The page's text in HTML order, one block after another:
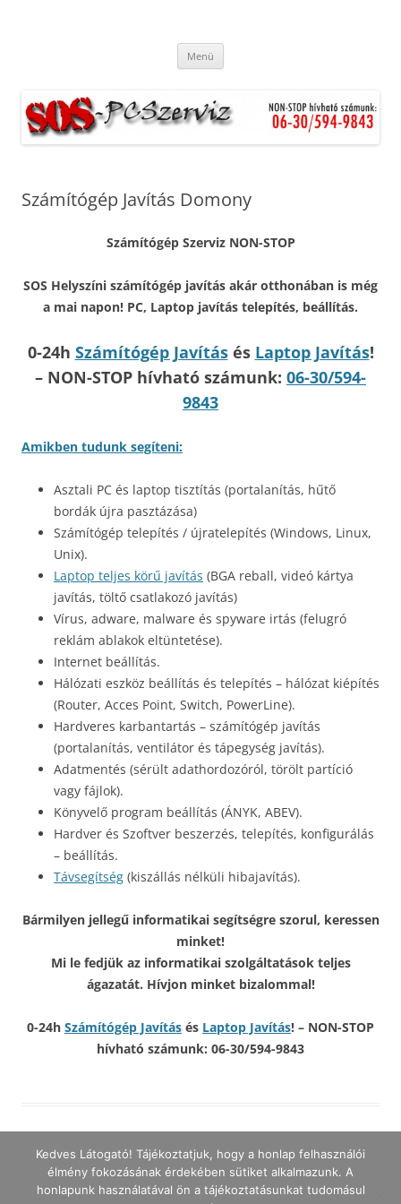
akár otthonában is még a mai
garanciát vállalunk.
Menü
Számítógép Javítás Domony
Számítógép Szerviz NON-STOP
SOS Helyszíni számítógép javítás akár otthonában is még
a mai napon! PC, Laptop javítás telepítés, beállítás.
0-24h Számítógép Javításés Laptop Javítás!
– NON-STOP hívható számunk: 06-30/594-
9843
Amikben tudunk segíteni:
Asztali PC és laptop tisztítás (portalanítás, hűtő
bordák újra pasztázása)
Számítógép telepítés / újratelepítés (Windows, Linux,
Unix).
Laptop teljes körű javítás (BGA reball, videó kártya
javítás, töltő csatlakozó javítás)
Vírus, adware, malware és spyware irtás (felugró
reklám ablakok eltüntetése).
Internet beállítás.
Hálózati eszköz beállítás és telepítés – hálózat kiépítés
(Router, Acces Point, Switch, PowerLine).
Hardveres karbantartás – számítógép javítás
(portalanítás, ventilátor és tápegység javítás).
Adatmentés (sérült adathordozóról, törölt partíció
vagy fájlok).
Könyvelő program beállítás (ÁNYK, ABEV).
Hardver és Szoftver beszerzés, telepítés, konfigurálás
– beállítás.
Távsegítség (kiszállás nélküli hibajavítás).
Bármilyen jellegű informatikai segítségre szorul, keressen
minket!
Mi le fedjük az informatikai szolgáltatások teljes
ágazatát. Hívjon minket bizalommal!
0-24h Számítógép Javítás és Laptop Javítás! – NON-STOP
hívható számunk: 06-30/594-9843
Kedves Látogató! Tájékoztatjuk, hogy a honlap felhasználói
élmény fokozásának érdekében sütiket alkalmazunk. A
honlapunk használatával ön a tájékoztatásunkat tudomásul